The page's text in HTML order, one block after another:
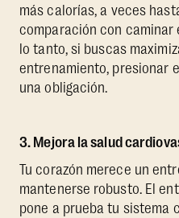
más calorías, a veces
comparación con caminar
lo tanto, si buscas
entrenamiento, presionar
una obligación.
3. Mejora la salud
Tu corazón merece un
mantenerse robusto. El
pone a prueba tu sistema